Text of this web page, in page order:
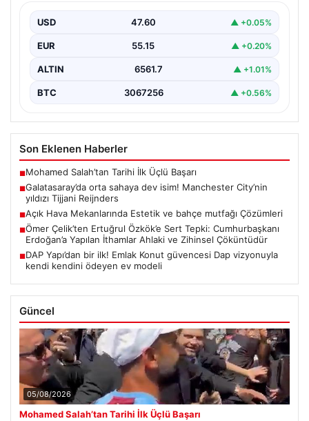
USD 47.60 ▲ +0.05%
EUR 55.15 ▲ +0.20%
ALTIN 6561.7 ▲ +1.01%
BTC 3067256 ▲ +0.56%
Son Eklenen Haberler
■Mohamed Salah’tan Tarihi İlk Üçlü Başarı
■Galatasaray’da orta sahaya dev isim! Manchester City’nin
yıldızı Tijjani Reijnders
■Açık Hava Mekanlarında Estetik ve bahçe mutfağı Çözümleri
■Ömer Çelik’ten Ertuğrul Özkök’e Sert Tepki: Cumhurbaşkanı
Erdoğan’a Yapılan İthamlar Ahlaki ve Zihinsel Çöküntüdür
■DAP Yapı’dan bir ilk! Emlak Konut güvencesi Dap vizyonuyla
kendi kendini ödeyen ev modeli
Güncel
05/08/2026
Mohamed Salah’tan Tarihi İlk Üçlü Başarı